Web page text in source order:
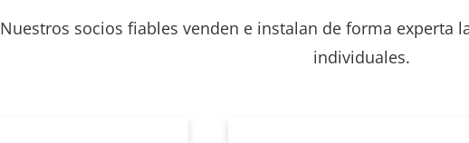
Nuestros socios fiables venden e instalan de forma experta
individuales.